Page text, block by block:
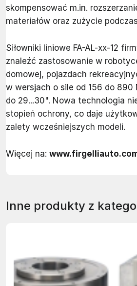
skompensować m.in.
materiałów oraz zużycie
Siłowniki liniowe FA-AL-xx-12
znaleźć zastosowanie w
domowej, pojazdach
w wersjach o sile od 156 do 890
do 29...30". Nowa technologia
stopień ochrony, co daje
zalety wcześniejszych modeli.
Więcej na:
Inne produkty z